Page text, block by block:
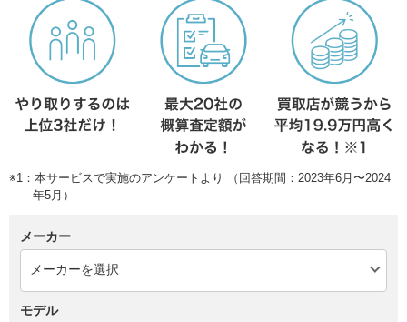
※1：本サービスで実施のアンケートより （回答期間：2023年6月〜2024
年5月）
メーカー
モデル